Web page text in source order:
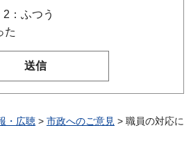
2：ふつう
た
・広聴 > 市政へのご意見 > 職員の対応に